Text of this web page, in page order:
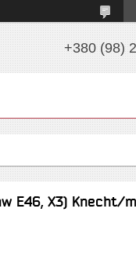
+380 (98)
E46, X3) Knecht/